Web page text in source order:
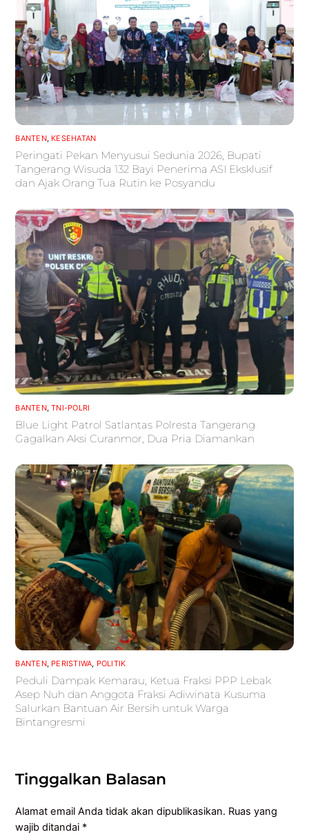
BANTEN, KESEHATAN
Peringati Pekan Menyusui Sedunia 2026, Bupati
Tangerang Wisuda 132 Bayi Penerima ASI Eksklusif
dan Ajak Orang Tua Rutin ke Posyandu
BANTEN,TNI-POLRI
Blue Light Patrol Satlantas Polresta Tangerang
Gagalkan Aksi Curanmor, Dua Pria Diamankan
BANTEN, PERISTIWA, POLITIK
Peduli Dampak Kemarau, Ketua Fraksi PPP Lebak
Asep Nuh dan Anggota Fraksi Adiwinata Kusuma
Salurkan Bantuan Air Bersih untuk Warga
Bintangresmi
Tinggalkan Balasan
Alamat email Anda tidak akan dipublikasikan. Ruas yang
wajib ditandai *